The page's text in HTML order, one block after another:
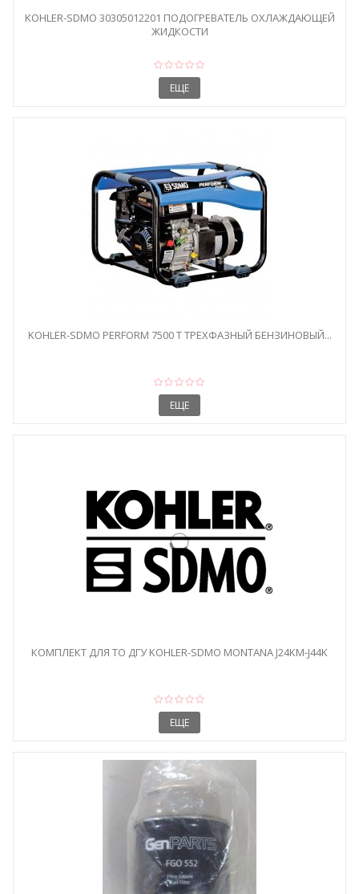
KOHLER-SDMO 30305012201 ПОДОГРЕВАТЕЛЬ ОХЛАЖДАЮЩЕЙ
ЖИДКОСТИ
ЕЩЕ
KOHLER-SDMO PERFORM 7500 T ТРЕХФАЗНЫЙ БЕНЗИНОВЫЙ...
ЕЩЕ
КОМПЛЕКТ ДЛЯ ТО ДГУ KOHLER-SDMO MONTANA J24KM-J44K
ЕЩЕ